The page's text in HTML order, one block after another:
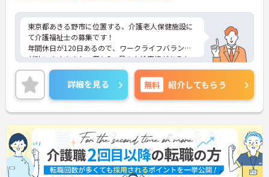
東京都あきる野市に位置する、介護老人保健施設に
て介護福祉士の募集です！
年間休日が120日あるので、ワークライフバランス
が叶います☆また、賞与5ヵ月の支給実績があるた
め、給与面も安心です♪
さらに、住宅手当がある為、生活面の負担を軽減
し、安心して長く勤務していただけます◎ご興味の
ある方には、面接対策ポイントなど、さらに詳細を
お話しいたしますのでお気軽にご相談ください！
詳細を見る 無料 紹介してもらう